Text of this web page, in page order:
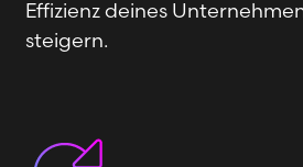
Effizienz deines
steigern.